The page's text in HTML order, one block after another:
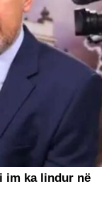
im ka lindur në